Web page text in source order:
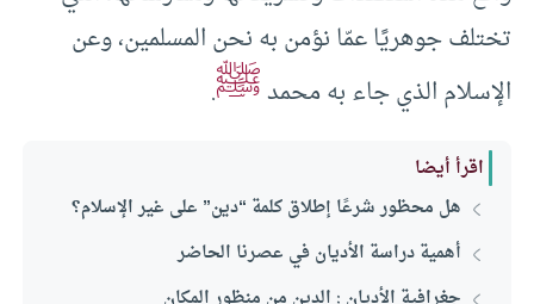
تختلف جوهريًا عمّا نؤمن به نحن المسلمين، وعن
الإسلام الذي جاء به محمدﷺ.
اقرأ أيضا
هل محظور شرعًا إطلاق كلمة “دين” على غير الإسلام؟
أهمية دراسة الأديان في عصرنا الحاضر